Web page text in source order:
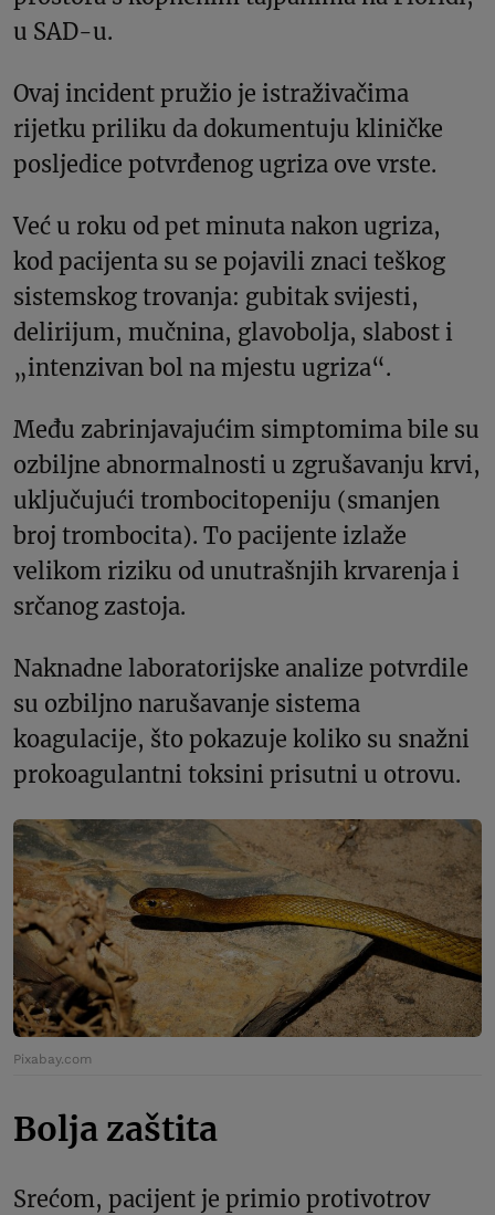
u SAD-u.
Ovaj incident pružio je istraživačima
rijetku priliku da dokumentuju kliničke
posljedice potvrđenog ugriza ove vrste.
Već u roku od pet minuta nakon ugriza,
kod pacijenta su se pojavili znaci teškog
sistemskog trovanja: gubitak svijesti,
delirijum, mučnina, glavobolja, slabost i
„intenzivan bol na mjestu ugriza“.
Među zabrinjavajućim simptomima bile su
ozbiljne abnormalnosti u zgrušavanju krvi,
uključujući trombocitopeniju (smanjen
broj trombocita). To pacijente izlaže
velikom riziku od unutrašnjih krvarenja i
srčanog zastoja.
Naknadne laboratorijske analize potvrdile
su ozbiljno narušavanje sistema
koagulacije, što pokazuje koliko su snažni
prokoagulantni toksini prisutni u otrovu.
Pixabay.com
Bolja zaštita
Srećom, pacijent je primio protivotrov